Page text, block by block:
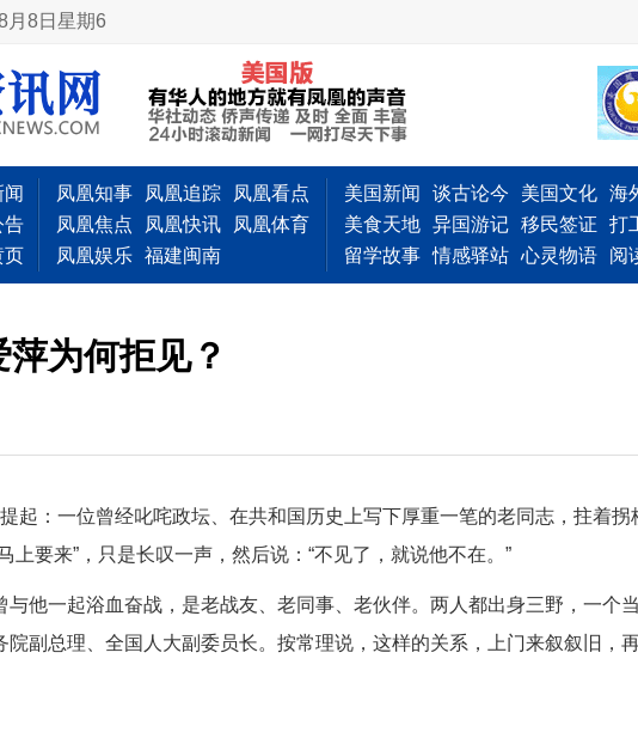
月8日星期6
闻
告
页
凤凰知事 凤凰追踪
凤凰看点
凤凰焦点
凤凰快讯
凤凰体育
凤凰娱乐 福建闽南
美国新闻 谈古论今 美国文化 海
美食天地 异国游记 移民签证
打
留学故事 情感驿站 心灵物语 阅
为何拒见？
起：一位曾经叱咤政坛、在共和国历史上写下厚重一笔的老同志，拄着拐
上要来”，只是长叹一声，然后说：“不见了，就说他不在。”
他一起浴血奋战，是老战友、老同事、老伙伴。两人都出身三野，一个
副总理、全国人大副委员长。按常理说，这样的关系，上门来叙叙旧，